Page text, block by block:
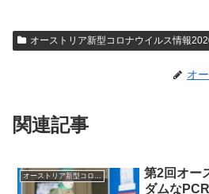
オーストリア新型コロナウイルス情報
オ
関連記事
第2回オー
ダムな